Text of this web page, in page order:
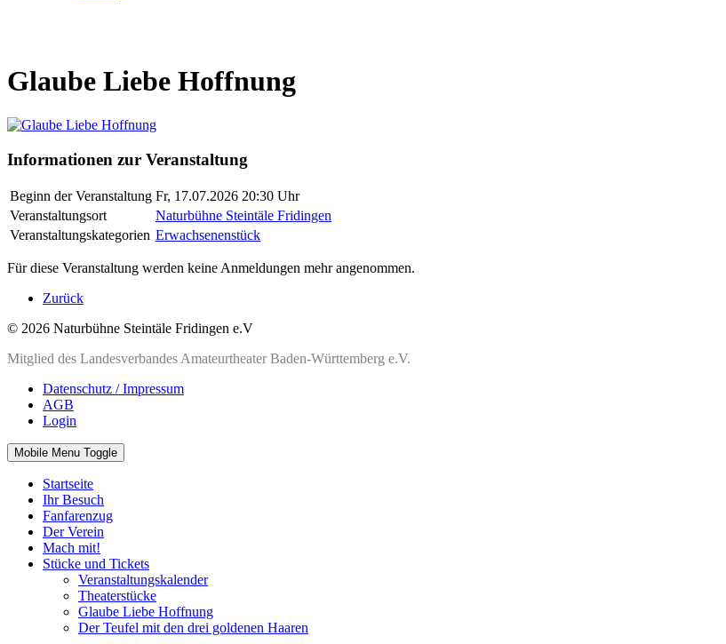
Glaube Liebe Hoffnung
Informationen zur Veranstaltung
Beginn der Veranstaltung Fr, 17.07.2026 20:30 Uhr
Veranstaltungsort
Naturbühne Steintäle Fridingen
Veranstaltungskategorien Erwachsenenstück
Für diese Veranstaltung werden keine Anmeldungen mehr angenommen.
Zurück
© 2026 Naturbühne Steintäle Fridingen e.V
Mitglied des Landesverbandes Amateurtheater Baden-Württemberg e.V.
Datenschutz / Impressum
AGB
Login
Mobile Menu Toggle
Startseite
Ihr Besuch
Fanfarenzug
Der Verein
Mach mit!
Stücke und Tickets
Veranstaltungskalender
Theaterstücke
Glaube Liebe Hoffnung
Der Teufel mit den drei goldenen Haaren